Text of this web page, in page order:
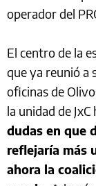
operador del
El centro de la
que ya reunió a
oficinas de
la unidad de
dudas en que
reflejaría más
ahora la